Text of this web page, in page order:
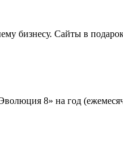
бизнесу. Сайты в
8» на год